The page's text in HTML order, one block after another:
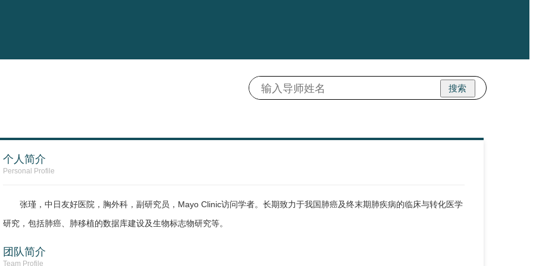
搜索
个人简介
Personal Profile
张瑾，中日友好医院，胸外科，副研究员，Mayo Clinic访问学者。长期致力于我国肺癌及终末期肺疾病的临床与转化医学
研究，包括肺癌、肺移植的数据库建设及生物标志物研究等。
团队简介
Team Profile